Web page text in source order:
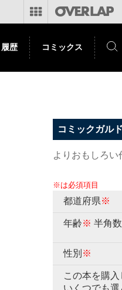
履歴 コミックス
コミックガル
よりおもしろ
※は必須項目
都道府県※
年齢※ 半角
性別 ※
この本を購入
いくつでも選